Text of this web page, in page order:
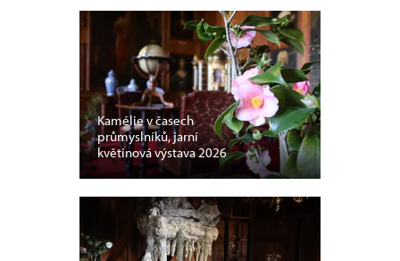
Kamélie v časech
průmyslníků, jarní
květinová výstava 2026